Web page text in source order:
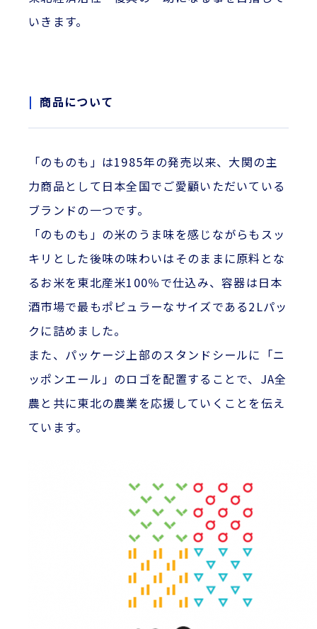
いきます。
商品について
「のものも」は1985年の発売以来、大関の主
力商品として日本全国でご愛顧いただいている
ブランドの一つです。
「のものも」の米のうま味を感じながらもスッ
キリとした後味の味わいはそのままに原料とな
るお米を東北産米100％で仕込み、容器は日本
酒市場で最もポピュラーなサイズである2Lパッ
クに詰めました。
また、パッケージ上部のスタンドシールに「ニ
ッポンエール」のロゴを配置することで、JA全
農と共に東北の農業を応援していくことを伝え
ています。